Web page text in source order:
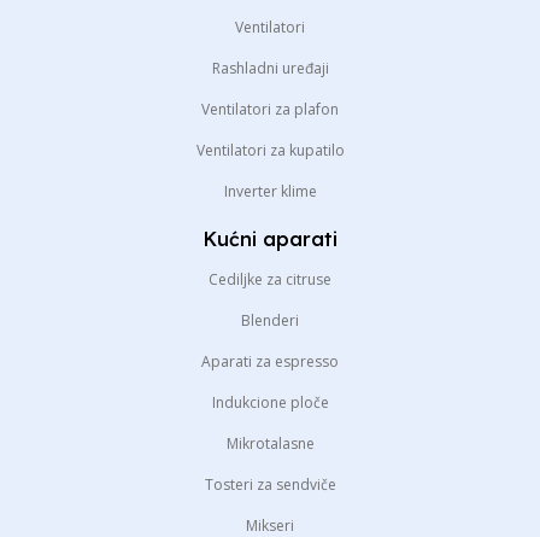
Ventilatori
Rashladni uređaji
Ventilatori za plafon
Ventilatori za kupatilo
Inverter klime
Kućni aparati
Cediljke za citruse
Blenderi
Aparati za espresso
Indukcione ploče
Mikrotalasne
Tosteri za sendviče
Mikseri